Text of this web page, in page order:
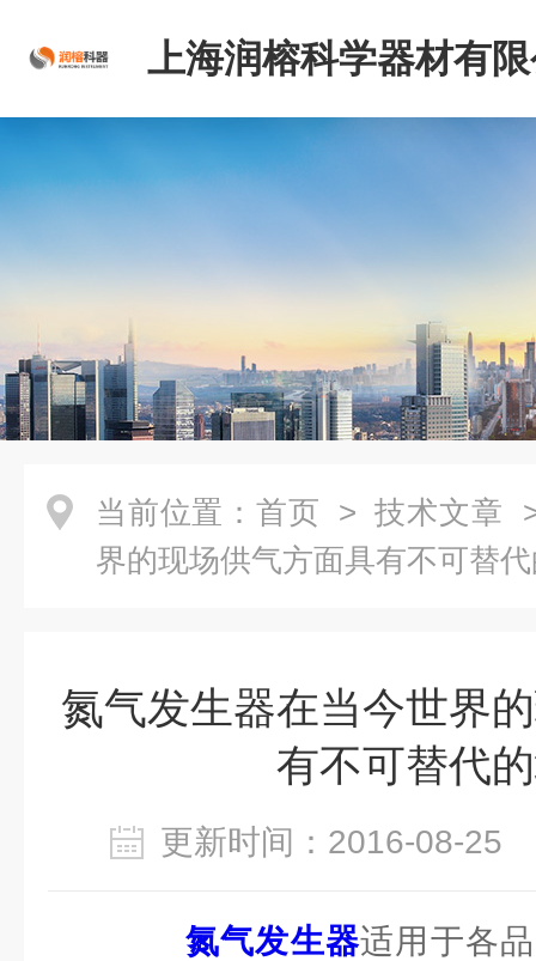
上海润榕科学器材有
当前位置： 首页 > 技术文章
界的现场供气方面具有不可替
氮气发生器在当今世界
有不可替代
更新时间：2016-08-
氮气发生器适用于各